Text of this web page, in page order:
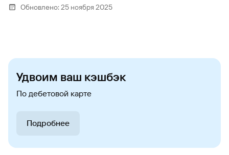
Обновлено:25 ноября 2025
Удвоим ваш кэшбэк
По дебетовой карте
Подробнее